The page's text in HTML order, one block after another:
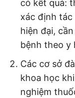
có kết quả:
xác định
hiện đại,
bệnh theo y
Các cơ sở
khoa học
nghiệm